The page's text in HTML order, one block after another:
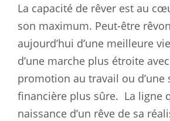
La capacité de rêver est au
son maximum. Peut-être
aujourd’hui d’une meilleure
d’une marche plus étroite
promotion au travail ou d’une
financière plus sûre. La ligne
naissance d’un rêve de sa